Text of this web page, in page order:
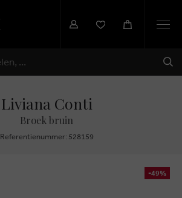
Liviana Conti
Broek bruin
Referentienummer: 528159
-49%